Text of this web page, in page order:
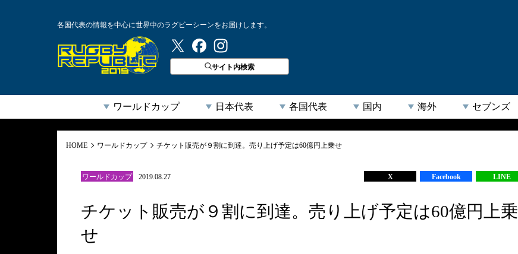
各国代表の情報を中心に世界中のラグビーシーンをお届けします。
ラグビーリパブリック
サイト内検索
ワールドカップ 日本代表 各国代表 国内 海外 セブンズ
HOME ワールドカップ チケット販売が９割に到達。売り上げ予定は60億円上乗せ
ワールドカップ 2019.08.27 X Facebook LINE
チケット販売が９割に到達。売り上げ予定は60億円上乗
せ